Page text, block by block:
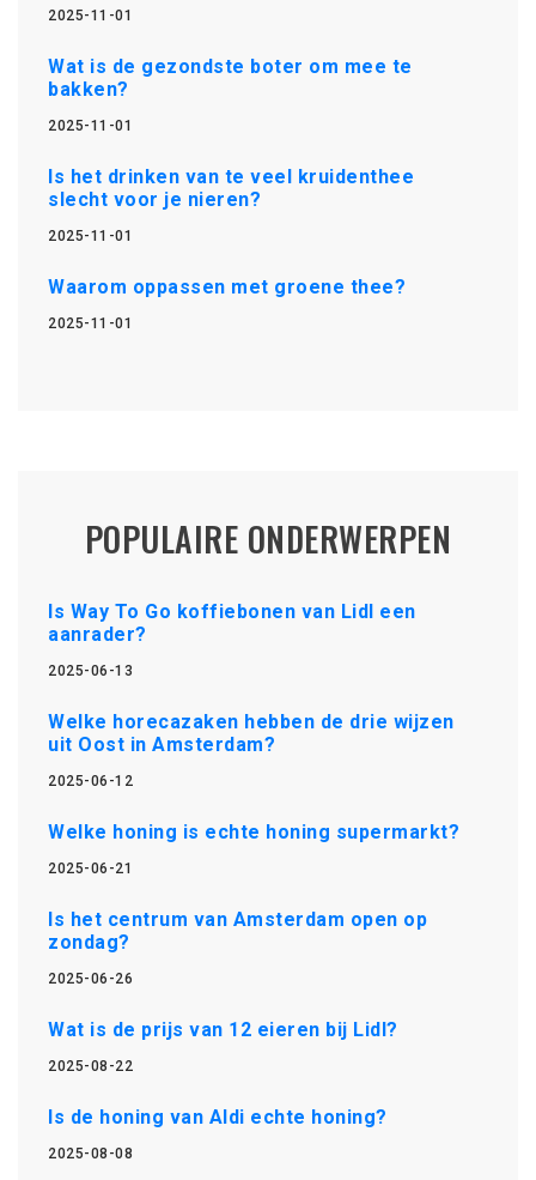
2025-11-01
Wat is de gezondste boter om mee te
bakken?
2025-11-01
Is het drinken van te veel kruidenthee
slecht voor je nieren?
2025-11-01
Waarom oppassen met groene thee?
2025-11-01
POPULAIRE ONDERWERPEN
Is Way To Go koffiebonen van Lidl een
aanrader?
2025-06-13
Welke horecazaken hebben de drie wijzen
uit Oost in Amsterdam?
2025-06-12
Welke honing is echte honing supermarkt?
2025-06-21
Is het centrum van Amsterdam open op
zondag?
2025-06-26
Wat is de prijs van 12 eieren bij Lidl?
2025-08-22
Is de honing van Aldi echte honing?
2025-08-08